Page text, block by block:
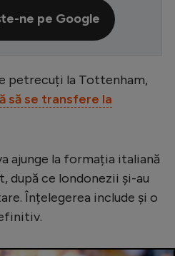
League
ne pe Google
petrecuți la Tottenham,
să se transfere la
ajunge la formația italiană
după ce londonezii și-au
Înțelegerea include și o